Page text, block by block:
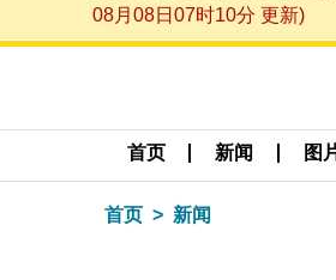
08月08日07时10分 更新)
首页 新闻 图
首页 新闻